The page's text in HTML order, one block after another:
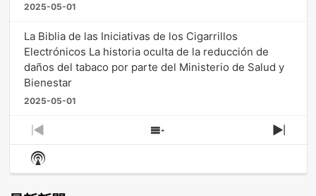
2025-05-01
La Biblia de las Iniciativas de los Cigarrillos
Electrónicos La historia oculta de la reducción de
daños del tabaco por parte del Ministerio de Salud y
Bienestar
2025-05-01
Previous
Episode
Show
Episodes
Next
Show
Podcast